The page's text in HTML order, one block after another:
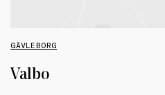
GÄVLEBORG
Valbo